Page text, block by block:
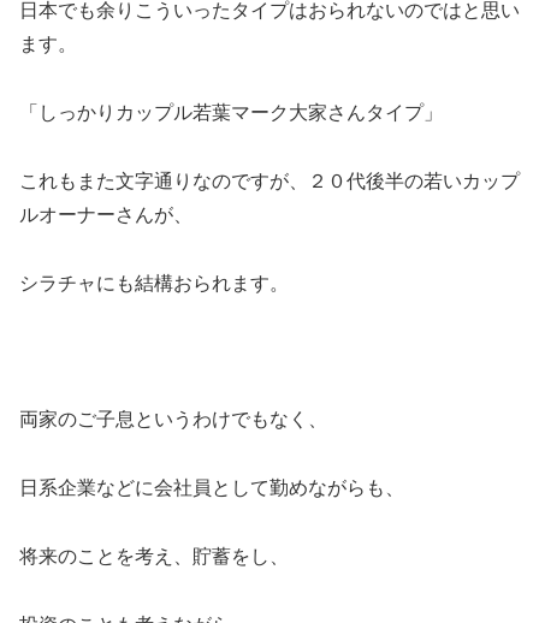
日本でも余りこういったタイプはおられないのではと思い
ます。
「しっかりカップル若葉マーク大家さんタイプ」
これもまた文字通りなのですが、２０代後半の若いカップ
ルオーナーさんが、
シラチャにも結構おられます。
両家のご子息というわけでもなく、
日系企業などに会社員として勤めながらも、
将来のことを考え、貯蓄をし、